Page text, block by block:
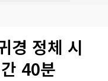
경 정체 시
40분